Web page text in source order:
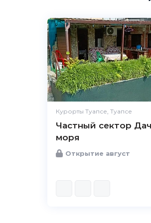
Курорты Туапсе, Туапсе
Частный сектор
моря
Открытие август